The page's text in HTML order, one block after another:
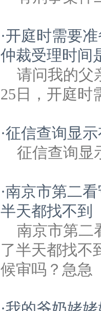
·开庭时需要
仲裁受理时间
请问我的父
25日，开庭时
·征信查询显
征信查询显
·南京市第二
半天都找不到
南京市第二
了半天都找不
候审吗？急急